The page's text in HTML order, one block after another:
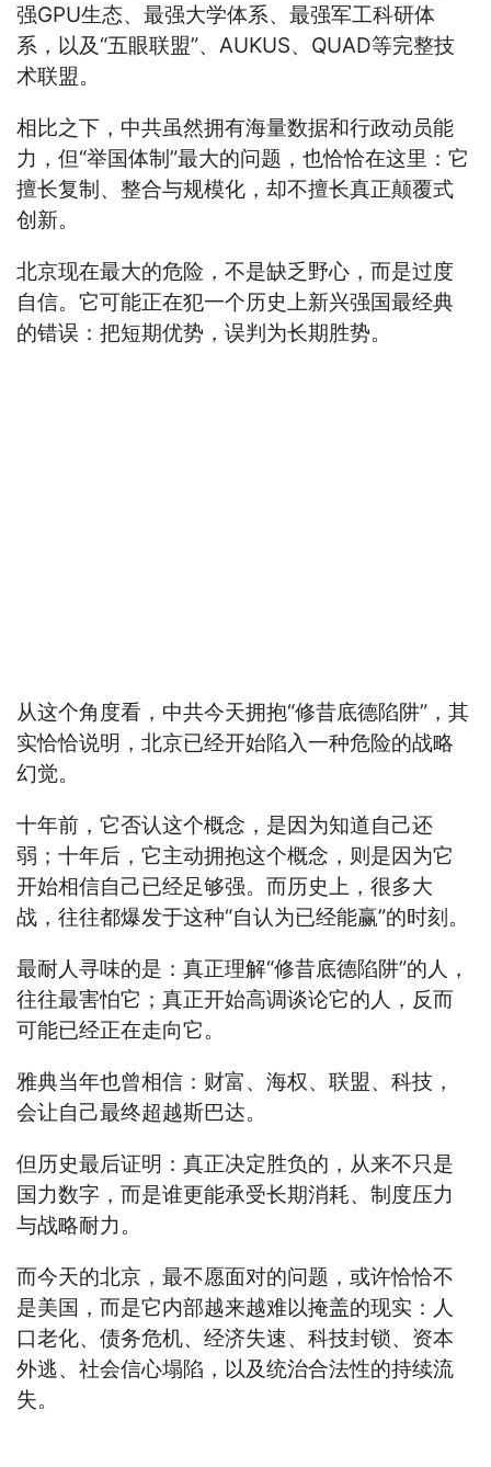
强GPU生态、最强大学体系、最强军工科研体
系，以及“五眼联盟”、AUKUS、QUAD等完整技
术联盟。
相比之下，中共虽然拥有海量数据和行政动员能
力，但“举国体制”最大的问题，也恰恰在这里：它
擅长复制、整合与规模化，却不擅长真正颠覆式
创新。
北京现在最大的危险，不是缺乏野心，而是过度
自信。它可能正在犯一个历史上新兴强国最经典
的错误：把短期优势，误判为长期胜势。
从这个角度看，中共今天拥抱“修昔底德陷阱”，其
实恰恰说明，北京已经开始陷入一种危险的战略
幻觉。
十年前，它否认这个概念，是因为知道自己还
弱；十年后，它主动拥抱这个概念，则是因为它
开始相信自己已经足够强。而历史上，很多大
战，往往都爆发于这种“自认为已经能赢”的时刻。
最耐人寻味的是：真正理解“修昔底德陷阱”的人，
往往最害怕它；真正开始高调谈论它的人，反而
可能已经正在走向它。
雅典当年也曾相信：财富、海权、联盟、科技，
会让自己最终超越斯巴达。
但历史最后证明：真正决定胜负的，从来不只是
国力数字，而是谁更能承受长期消耗、制度压力
与战略耐力。
而今天的北京，最不愿面对的问题，或许恰恰不
是美国，而是它内部越来越难以掩盖的现实：人
口老化、债务危机、经济失速、科技封锁、资本
外逃、社会信心塌陷，以及统治合法性的持续流
失。